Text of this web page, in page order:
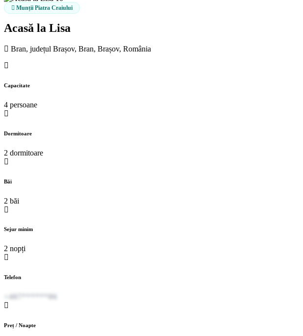
Munții Piatra Craiului
Acasă la Lisa
Bran, județul Brașov, Bran, Brașov, România
Capacitate
4 persoane
Dormitoare
2 dormitoare
Băi
2 băi
Sejur minim
2 nopți
Telefon
+407******86
Preț / Noapte